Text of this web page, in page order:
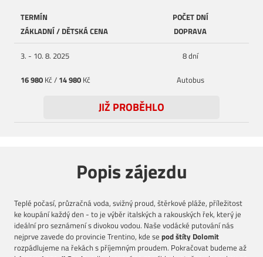
TERMÍN
POČET DNÍ
ZÁKLADNÍ / DĚTSKÁ CENA
DOPRAVA
3. - 10. 8. 2025 8 dní
16 980 Kč / 14 980 Kč Autobus
JIŽ PROBĚHLO
Popis zájezdu
Teplé počasí, průzračná voda, svižný proud, štěrkové pláže, příležitost
ke koupání každý den - to je výběr italských a rakouských řek, který je
ideální pro seznámení s divokou vodou. Naše vodácké putování nás
nejprve zavede do provincie Trentino, kde se pod štíty Dolomit
rozpádlujeme na řekách s příjemným proudem. Pokračovat budeme až